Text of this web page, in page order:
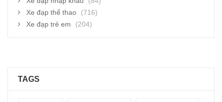
Xe đạp thể thao
(716)
Xe đạp trẻ em
(204)
TAGS